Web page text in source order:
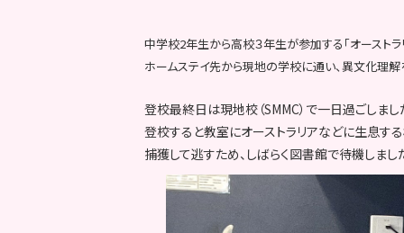
中学校2年生から高校３年生が参加する「オーストラ
ホームステイ先から現地の学校に通い、異文化理解
登校最終日は現地校（SMMC）で一日過ごしまし
登校すると教室にオーストラリアなどに生息す
捕獲して逃すため、しばらく図書館で待機しま